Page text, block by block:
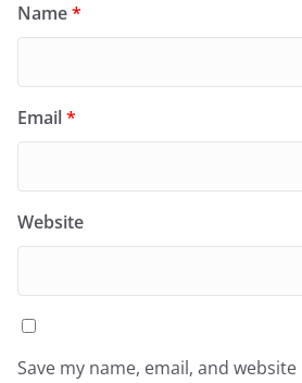
Name*
Email*
Website
Save my name, email, and